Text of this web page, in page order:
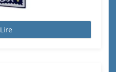
Lire